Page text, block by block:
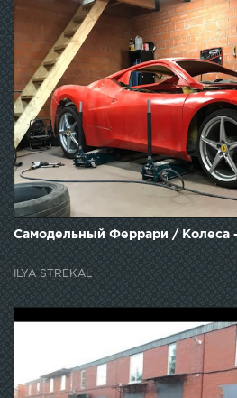
Самодельный Феррари / Колеса -
ILYA STREKAL